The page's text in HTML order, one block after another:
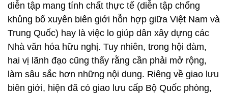
diễn tập mang tính chất thực tế (diễn tập chống
khủng bố xuyên biên giới hỗn hợp giữa Việt Nam và
Trung Quốc) hay là việc lo giúp dân xây dựng các
Nhà văn hóa hữu nghị. Tuy nhiên, trong hội đàm,
hai vị lãnh đạo cũng thấy rằng cần phải mở rộng,
làm sâu sắc hơn những nội dung. Riêng về giao lưu
biên giới, hiện đã có giao lưu cấp Bộ Quốc phòng,